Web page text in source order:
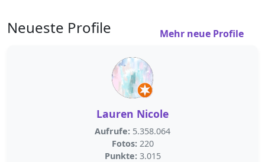
Neueste Profile Mehr neue Profile
Lauren Nicole
Aufrufe: 5.358.064
Fotos: 220
Punkte: 3.015